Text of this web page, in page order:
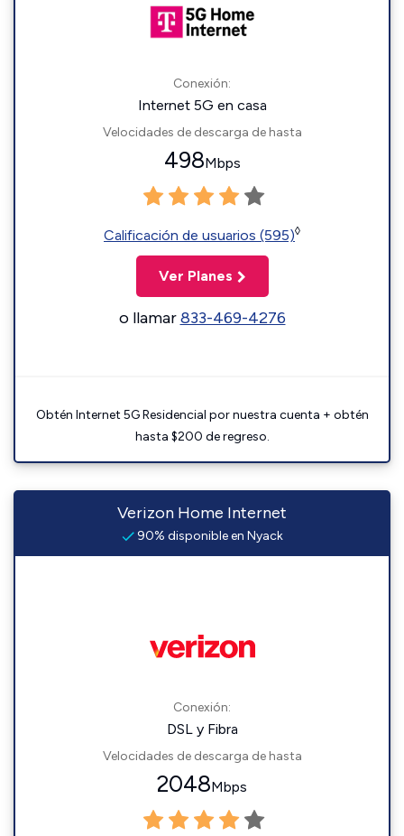
Conexión:
Internet 5G en casa
Velocidades de descarga de hasta
498Mbps
Calificación de usuarios (595)◊
Ver Planes
o llamar833-469-4276
Obtén Internet 5G Residencial por nuestra cuenta + obtén
hasta $200 de regreso.
Verizon Home Internet
90% disponible en Nyack
Conexión:
DSL y Fibra
Velocidades de descarga de hasta
2048Mbps